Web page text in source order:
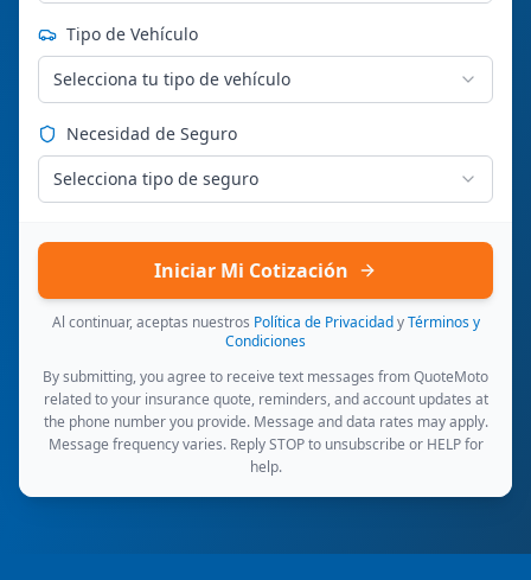
Tipo de Vehículo
Selecciona tu tipo de vehículo
Necesidad de Seguro
Selecciona tipo de seguro
Iniciar Mi Cotización
Al continuar, aceptas nuestros Política de Privacidad y Términos y
Condiciones
By submitting, you agree to receive text messages from QuoteMoto
related to your insurance quote, reminders, and account updates at
the phone number you provide. Message and data rates may apply.
Message frequency varies. Reply STOP to unsubscribe or HELP for
help.